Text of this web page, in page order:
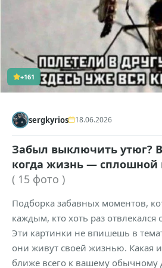
+161
sergkyrios 18.06.2026
Забыл выключить утюг?
когда жизнь — сплошной
( 15 фото )
Подборка забавных моментов,
каждым, кто хоть раз отвлекался
Эти картинки не впишешь в
они живут своей жизнью. Какая
ближе всего к вашему